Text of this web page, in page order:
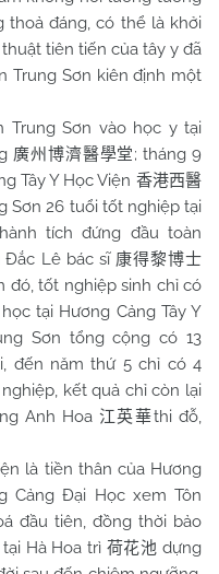
thoả đáng, có thể là khởi
tiên tiến của tây y đã
Trung Sơn kiên định một
Sơn vào học y tại
廣州博濟醫學堂; tháng 9
Tây Y Học Viện 香港西醫
Sơn 26 tuổi tốt nghiệp tại
tích đứng đầu toàn
Đắc Lê bác sĩ 康得黎博士
đó, tốt nghiệp sinh chỉ có
tại Hương Cảng Tây Y
Sơn tổng cộng có 13
đến năm thứ 5 chỉ có 4
kết quả chỉ còn lại
Anh Hoa 江英華thi đỗ,
là tiền thân của Hương
Cảng Đại Học xem Tôn
đầu tiên, đồng thời bảo
Hà Hoa trì 荷花池 dựng